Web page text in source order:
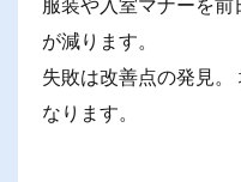
が減ります。
失敗は改善点の発見。
なります。